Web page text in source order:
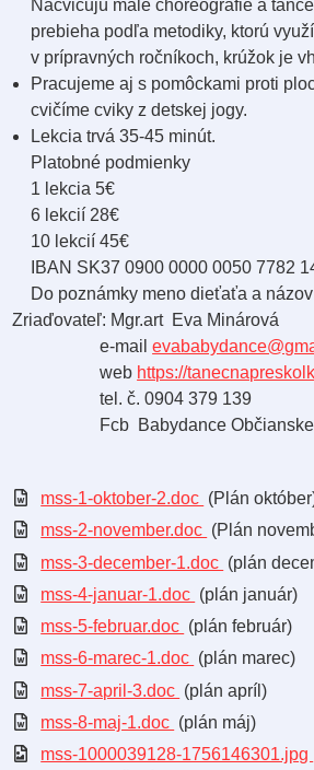
Nacvičujú malé choreografie a
prebieha podľa metodiky, ktorú
v prípravných ročníkoch, krúžok je
Pracujeme aj s pomôckami proti
cvičíme cviky z detskej jogy.
Lekcia trvá 35-45 minút.
Platobné podmienky
1 lekcia 5€
6 lekcií 28€
10 lekcií 45€
IBAN SK37 0900 0000 0050 7782
Do poznámky meno dieťaťa a
Zriaďovateľ: Mgr.art Eva Minárová
e-mail
web https://
tel. č. 0904 379 139
Fcb Babydance Občianske
mss-1-oktober-2.doc (Plán
mss-2-november.doc (Plán
mss-3-december-1.doc (plán
mss-4-januar-1.doc (plán január)
mss-5-februar.doc (plán február)
mss-6-marec-1.doc (plán marec)
mss-7-april-3.doc (plán apríl)
mss-8-maj-1.doc (plán máj)
mss-1000039128-1756146301.jpg